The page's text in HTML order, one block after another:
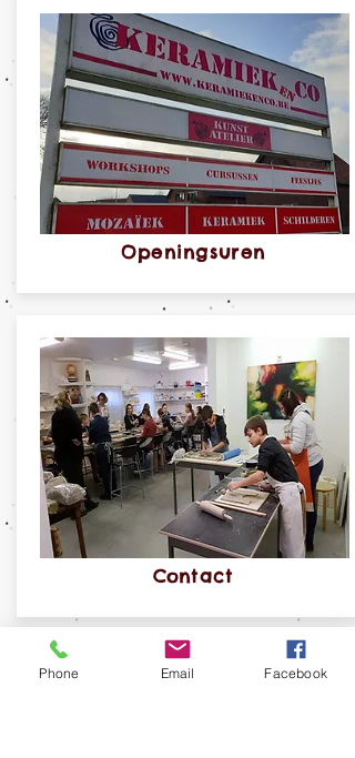
Openingsuren
Contact
Phone Email Facebook